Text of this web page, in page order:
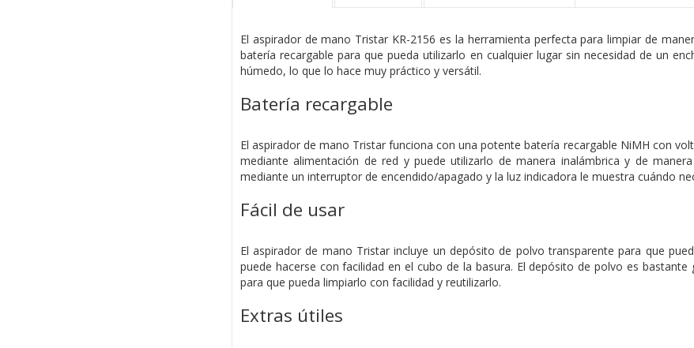
El aspirador de mano Tristar KR-2156 es la herramienta perfecta para limpiar de
batería recargable para que pueda utilizarlo en cualquier lugar sin necesidad de un
húmedo, lo que lo hace muy práctico y versátil.
Batería recargable
El aspirador de mano Tristar funciona con una potente batería recargable NiMH con
mediante alimentación de red y puede utilizarlo de manera inalámbrica y de
mediante un interruptor de encendido/apagado y la luz indicadora le muestra cuándo
Fácil de usar
El aspirador de mano Tristar incluye un depósito de polvo transparente para que
puede hacerse con facilidad en el cubo de la basura. El depósito de polvo es
para que pueda limpiarlo con facilidad y reutilizarlo.
Extras útiles